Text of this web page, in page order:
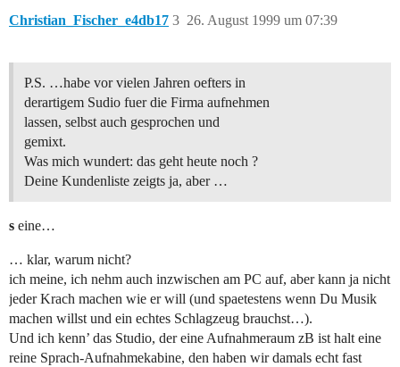
Christian_Fischer_e4db17 26. August 1999 um 07:39
3
P.S. …habe vor vielen Jahren oefters in
derartigem Sudio fuer die Firma aufnehmen
lassen, selbst auch gesprochen und
gemixt.
Was mich wundert: das geht heute noch ?
Deine Kundenliste zeigts ja, aber …
s eine…
… klar, warum nicht?
ich meine, ich nehm auch inzwischen am PC auf, aber kann ja nicht
jeder Krach machen wie er will (und spaetestens wenn Du Musik
machen willst und ein echtes Schlagzeug brauchst…).
Und ich kenn’ das Studio, der eine Aufnahmeraum zB ist halt eine
reine Sprach-Aufnahmekabine, den haben wir damals echt fast